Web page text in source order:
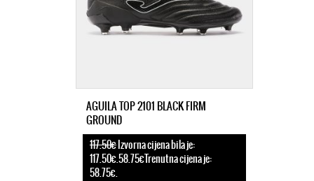
AGUILA TOP 2101 BLACK FIRM
GROUND
117.50€Izvorna cijena bila je:
117.50€.58.75€Trenutna cijena je:
58.75€.